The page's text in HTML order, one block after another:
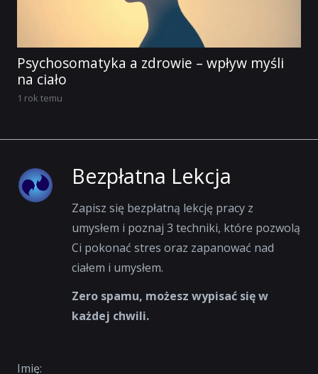
Psychosomatyka a zdrowie – wpływ myśli
na ciało
1 rok temu
Bezpłatna Lekcja
Zapisz się bezpłatną lekcję pracy z
umysłem i poznaj 3 techniki, które pozwolą
Ci pokonać stres oraz zapanować nad
ciałem i umysłem.
Zero spamu, możesz wypisać się w
każdej chwili.
Imię: